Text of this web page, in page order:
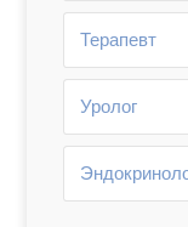
Терапевт
Уролог